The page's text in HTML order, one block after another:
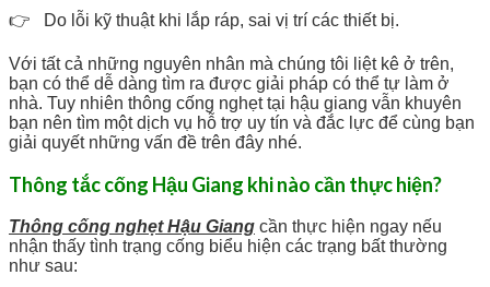
👉 Do lỗi kỹ thuật khi lắp ráp, sai vị trí các thiết bị.
Với tất cả những nguyên nhân mà chúng tôi liệt kê ở trên,
bạn có thể dễ dàng tìm ra được giải pháp có thể tự làm ở
nhà. Tuy nhiên thông cống nghẹt tại hậu giang vẫn khuyên
bạn nên tìm một dịch vụ hỗ trợ uy tín và đắc lực để cùng bạn
giải quyết những vấn đề trên đây nhé.
Thông tắc cống Hậu Giang khi nào cần thực hiện?
Thông cống nghẹt Hậu Giang cần thực hiện ngay nếu
nhận thấy tình trạng cống biểu hiện các trạng bất thường
như sau: